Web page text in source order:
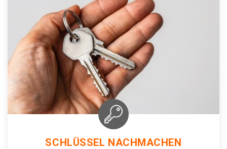
SCHLÜSSEL NACHMACHEN